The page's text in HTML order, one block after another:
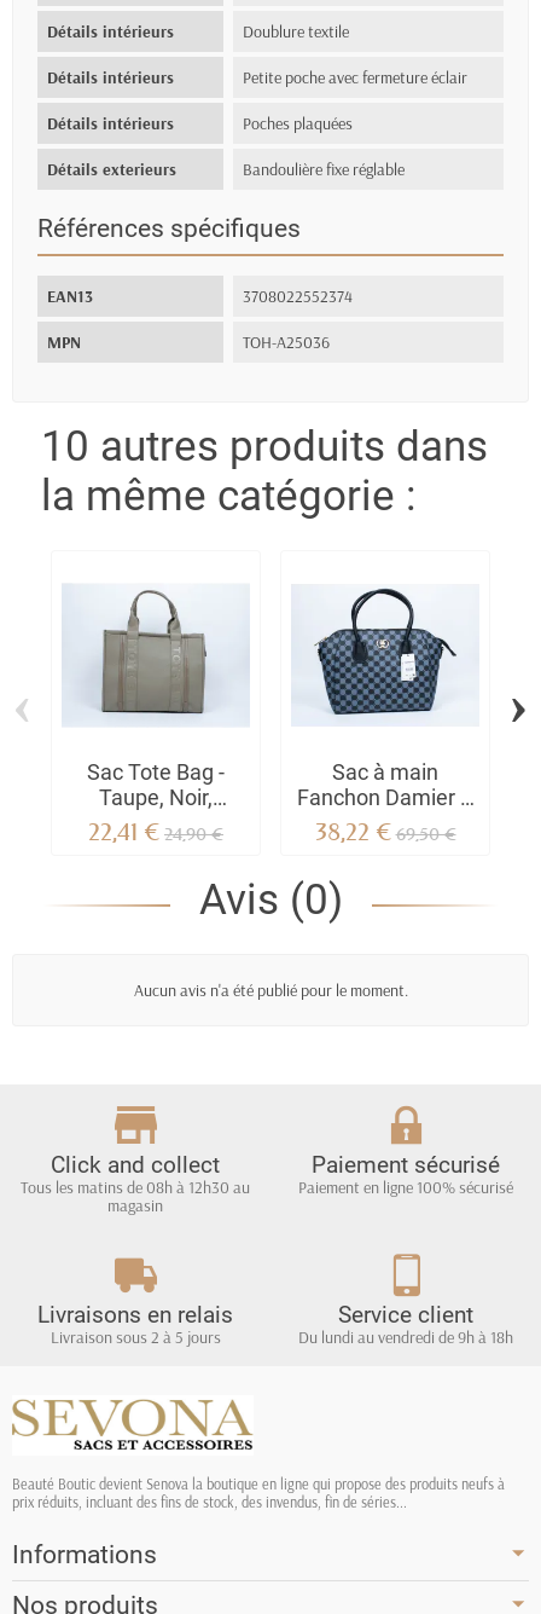
Détails intérieurs Doublure textile
Détails intérieurs Petite poche avec fermeture éclair
Détails intérieurs Poches plaquées
Détails exterieurs Bandoulière fixe réglable
Références spécifiques
EAN13 3708022552374
MPN TOH-A25036
10 autres produits dans
la même catégorie :
Sac Tote Bag -
Taupe, Noir,
Fuchsia, Bleu,
Rouge |
22,41 € 24,90 €
Sac à main
Fanchon Damier –
Torrente | motif
damier chic &
femme
38,22 €69,50 €
‹ ›
Avis (0)
Aucun avis n'a été publié pour le moment.
Click and collect
Tous les matins de 08h à 12h30 au
magasin
Paiement sécurisé
Paiement en ligne 100% sécurisé
Livraisons en relais
Livraison sous 2 à 5 jours
Service client
Du lundi au vendredi de 9h à 18h
Beauté Boutic devient Senova la boutique en ligne qui propose des produits neufs à
prix réduits, incluant des fins de stock, des invendus, fin de séries...
Informations
Nos produits